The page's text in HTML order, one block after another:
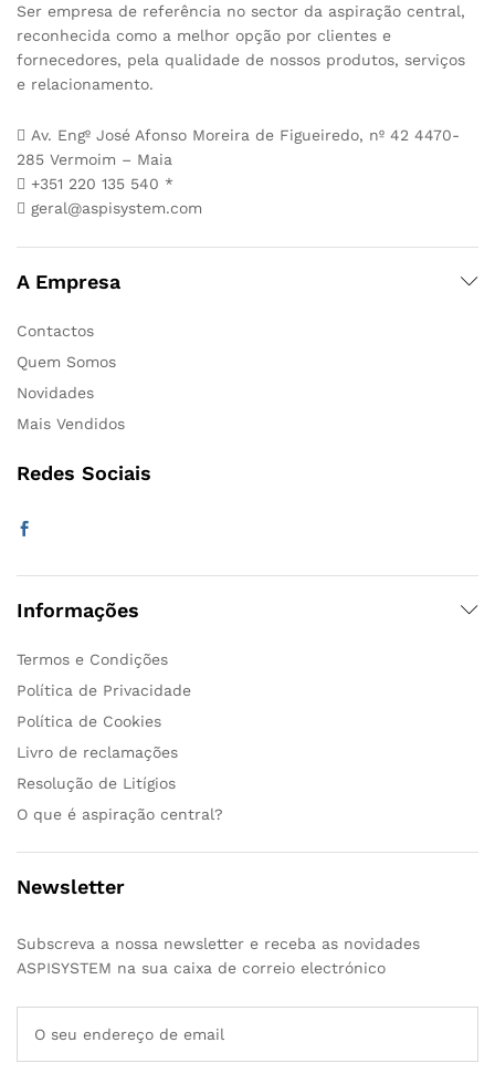
Ser empresa de referência no sector da aspiração central,
reconhecida como a melhor opção por clientes e
fornecedores, pela qualidade de nossos produtos, serviços
e relacionamento.
Av. Engº José Afonso Moreira de Figueiredo, nº 42 4470-
285 Vermoim – Maia
+351 220 135 540 *
geral@aspisystem.com
A Empresa
Contactos
Quem Somos
Novidades
Mais Vendidos
Redes Sociais
Informações
Termos e Condições
Política de Privacidade
Política de Cookies
Livro de reclamações
Resolução de Litígios
O que é aspiração central?
Newsletter
Subscreva a nossa newsletter e receba as novidades
ASPISYSTEM na sua caixa de correio electrónico